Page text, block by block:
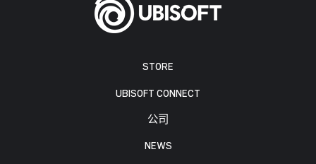
STORE
UBISOFT CONNECT
公司
NEWS